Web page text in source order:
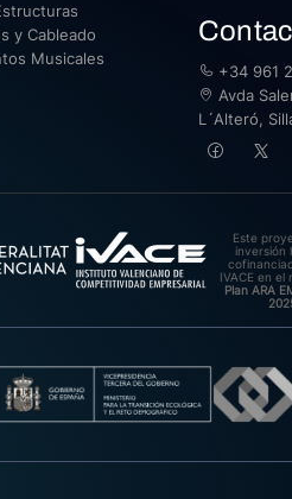
y Cableado
Musicales
+34 961
Avda
L´Alteró,
Este
inversión
IVACE en el
Plan ARA